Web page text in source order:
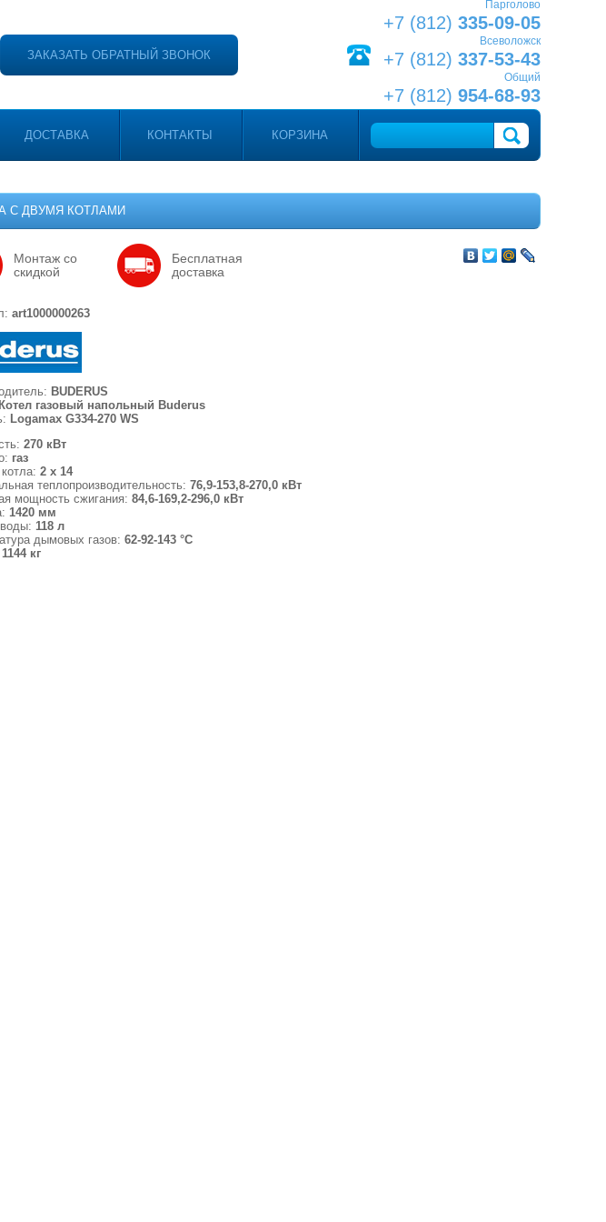
ЗАКАЗАТЬ ОБРАТНЫЙ ЗВОНОК
Парголово
+7 (812) 335-09-05
Всеволожск
+7 (812) 337-53-43
Общий
+7 (812) 954-68-93
ДОСТАВКА КОНТАКТЫ КОРЗИНА
С ДВУМЯ КОТЛАМИ
Монтаж со
скидкой
Бесплатная
доставка
art1000000263
BUDERUS
Котел газовый напольный Buderus
Logamax G334-270 WS
270 кВт
газ
2 x 14
теплопроизводительность: 76,9-153,8-270,0 кВт
мощность сжигания: 84,6-169,2-296,0 кВт
1420 мм
118 л
дымовых газов: 62-92-143 °С
1144 кг